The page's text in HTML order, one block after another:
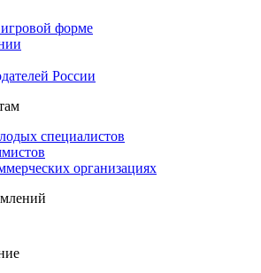
форме
России
специалистов
организациях